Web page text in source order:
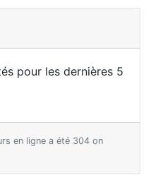
pour les dernières 5
en ligne a été 304 on